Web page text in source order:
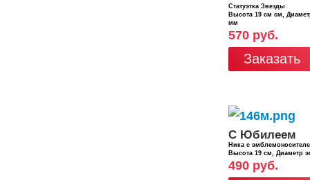
Статуэтка Звезды
Высота 19 см см,
мм
570 руб.
Заказать
С Юбилеем
Ника с
Высота 19 см, Диаметр
490 руб.